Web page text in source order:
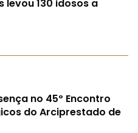
levou 130 idosos a
no 45º Encontro
do Arciprestado de